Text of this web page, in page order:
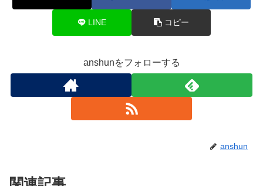
LINE コピー
anshunをフォローする
anshun